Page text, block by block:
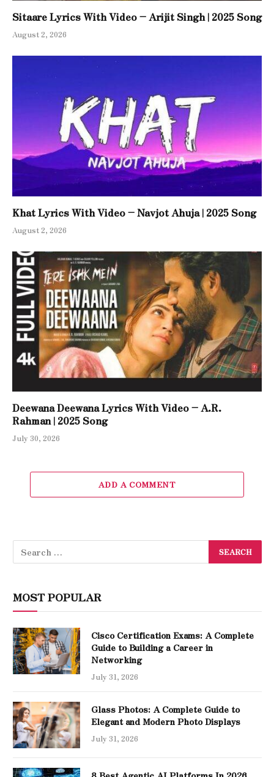
Sitaare Lyrics With Video – Arijit Singh | 2025 Song
August 2, 2026
Khat Lyrics With Video – Navjot Ahuja | 2025 Song
August 2, 2026
Deewana Deewana Lyrics With Video – A.R.
Rahman | 2025 Song
July 30, 2026
ADD A COMMENT
MOST POPULAR
Cisco Certification Exams: A Complete
Guide to Building a Career in
Networking
July 31, 2026
Glass Photos: A Complete Guide to
Elegant and Modern Photo Displays
July 31, 2026